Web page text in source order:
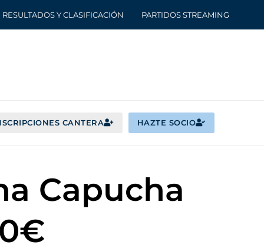
RESULTADOS Y CLASIFICACIÓN PARTIDOS STREAMING
CANTERA HAZTE SOCIO
Capucha